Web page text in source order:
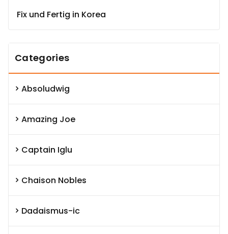
Fix und Fertig in Korea
Categories
Absoludwig
Amazing Joe
Captain Iglu
Chaison Nobles
Dadaismus-ic